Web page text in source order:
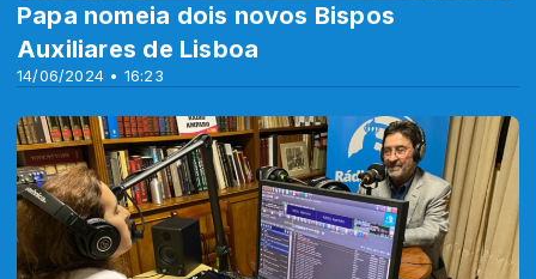
14/06/2024 • 16:23
Papa nomeia dois novos Bispos
Auxiliares de Lisboa